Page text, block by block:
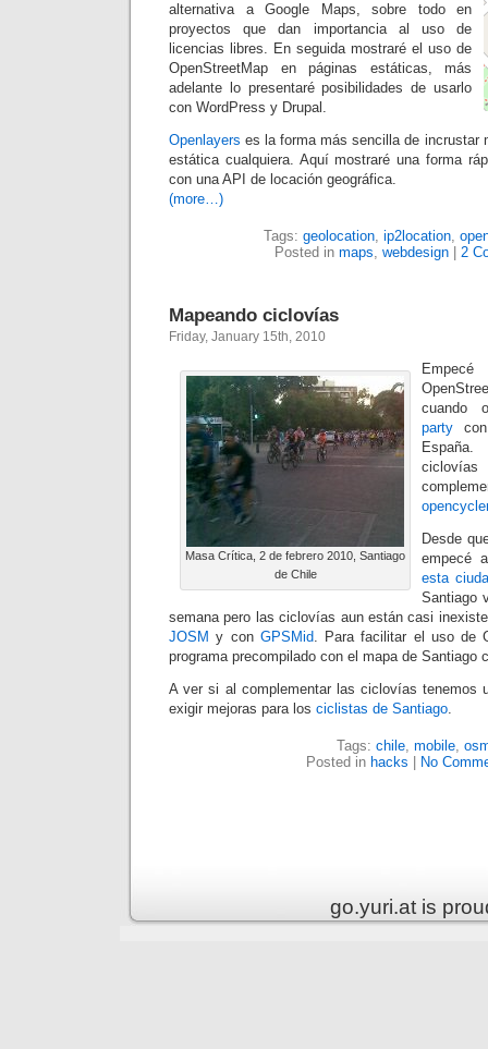
alternativa a Google Maps, sobre todo en
proyectos que dan importancia al uso de
licencias libres. En seguida mostraré el uso de
OpenStreetMap en páginas estáticas, más
adelante lo presentaré posibilidades de usarlo
con WordPress y Drupal.
Openlayers es la forma más sencilla de incrustar
estática cualquiera. Aquí mostraré una forma
con una API de locación geográfica.
(more…)
Tags: geolocation, ip2location,
Posted in maps, webdesign 2
Mapeando ciclovías
Friday, January 15th, 2010
Masa Crítica, 2 de febrero 2010, Santiago
de Chile
cuando
party
Desde
empecé
esta
Santiago
semana pero las ciclovías aun están casi
JOSM y con GPSMid. Para facilitar el uso de
programa precompilado con el mapa de Santiago
A ver si al complementar las ciclovías tenemos
exigir mejoras para los ciclistas de Santiago.
Tags: chile, mobile,
Posted in hacks No
go.yuri.at is